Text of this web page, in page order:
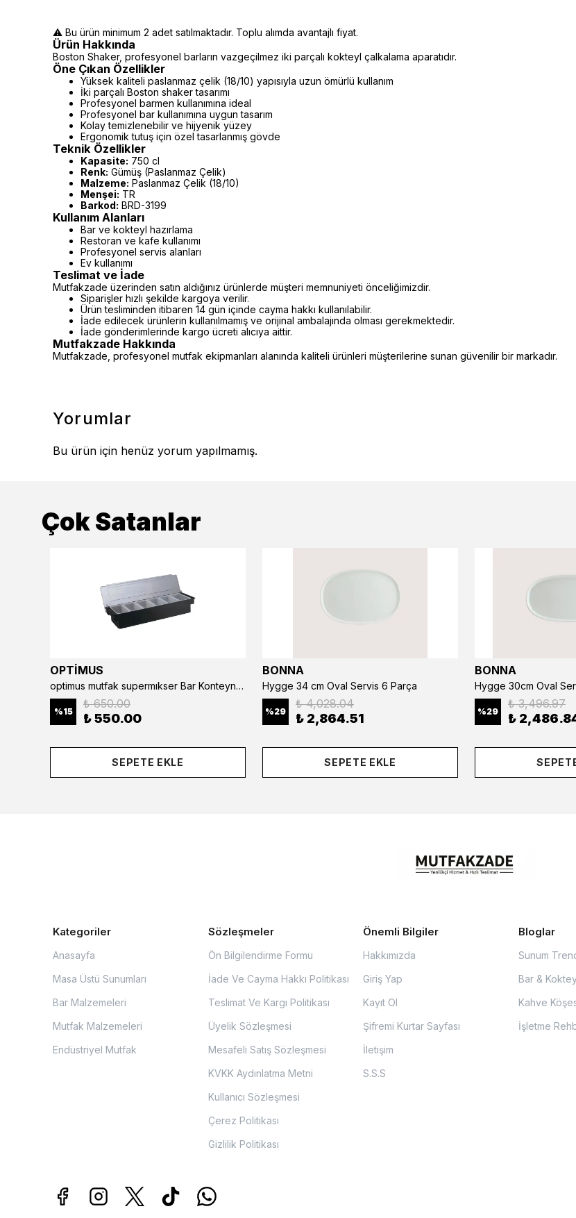
⚠️ Bu ürün minimum 2 adet satılmaktadır. Toplu alımda avantajlı fiyat.
Ürün Hakkında
Boston Shaker, profesyonel barların vazgeçilmez iki parçalı kokteyl çalkalama aparatıdır.
Öne Çıkan Özellikler
Yüksek kaliteli paslanmaz çelik (18/10) yapısıyla uzun ömürlü kullanım
İki parçalı Boston shaker tasarımı
Profesyonel barmen kullanımına ideal
Profesyonel bar kullanımına uygun tasarım
Kolay temizlenebilir ve hijyenik yüzey
Ergonomik tutuş için özel tasarlanmış gövde
Teknik Özellikler
Kapasite: 750 cl
Renk: Gümüş (Paslanmaz Çelik)
Malzeme: Paslanmaz Çelik (18/10)
Menşei: TR
Barkod: BRD-3199
Kullanım Alanları
Bar ve kokteyl hazırlama
Restoran ve kafe kullanımı
Profesyonel servis alanları
Ev kullanımı
Teslimat ve İade
Mutfakzade üzerinden satın aldığınız ürünlerde müşteri memnuniyeti önceliğimizdir.
Siparişler hızlı şekilde kargoya verilir.
Ürün tesliminden itibaren 14 gün içinde cayma hakkı kullanılabilir.
İade edilecek ürünlerin kullanılmamış ve orijinal ambalajında olması gerekmektedir.
İade gönderimlerinde kargo ücreti alıcıya aittir.
Mutfakzade Hakkında
Mutfakzade, profesyonel mutfak ekipmanları alanında kaliteli ürünleri müşterilerine sunan güvenilir bir markadır.
Yorumlar
Bu ürün için henüz yorum yapılmamış.
Çok Satanlar
OPTİMUS
optimus mutfak supermıkser Bar Konteyner 6'lı 50×16×9 cm Kapaklı Polikarbon Organizer Bar & Kafe
%15
₺ 650.00
₺ 550.00
SEPETE EKLE
BONNA
Hygge 34 cm Oval Servis 6 Parça
%29
₺ 4,028.04
₺ 2,864.51
SEPETE EKLE
BONNA
Hygge 30cm Oval
%29
₺ 3,496.97
₺
Kategoriler
Anasayfa
Masa Üstü Sunumları
Bar Malzemeleri
Mutfak Malzemeleri
Endüstriyel Mutfak
Sözleşmeler
Ön Bilgilendirme Formu
İade Ve Cayma Hakkı Politikası
Teslimat Ve Kargı Politikası
Üyelik Sözleşmesi
Mesafeli Satış Sözleşmesi
KVKK Aydınlatma Metni
Kullanıcı Sözleşmesi
Çerez Politikası
Gizlilik Politikası
Önemli Bilgiler
Hakkımızda
Giriş Yap
Kayıt Ol
Şifremi Kurtar Sayfası
İletişim
S.S.S
Bloglar
Sunum
Bar &
Kahve
İşletme